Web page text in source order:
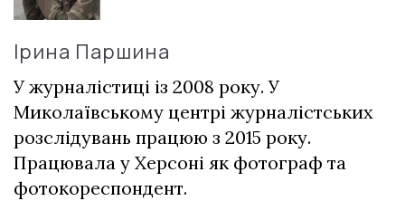
Ірина Паршина
У журналістиці із 2008 року. У
Миколаївському центрі журналістських
розслідувань працюю з 2015 року.
Працювала у Херсоні як фотограф та
фотокореспондент.